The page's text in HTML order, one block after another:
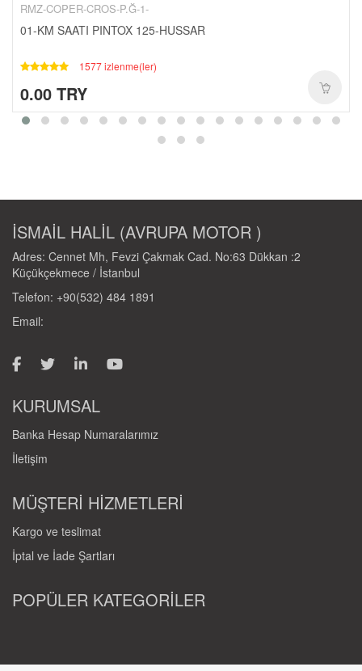
KAPORTA SETLERI-1-
RMZ-COPER-CROS-P.Ğ-1-
01-KM SAATI PINTOX 125-HUSSAR
1577 izlenme(ler)
0.00 TRY
İSMAİL HALİL (AVRUPA MOTOR )
Adres: Cennet Mh, Fevzi Çakmak Cad. No:63 Dükkan :2
Küçükçekmece / İstanbul
Telefon: +90(532) 484 1891
Email:
KURUMSAL
Banka Hesap Numaralarımız
İletişim
MÜŞTERİ HİZMETLERİ
Kargo ve teslimat
İptal ve İade Şartları
POPÜLER KATEGORİLER